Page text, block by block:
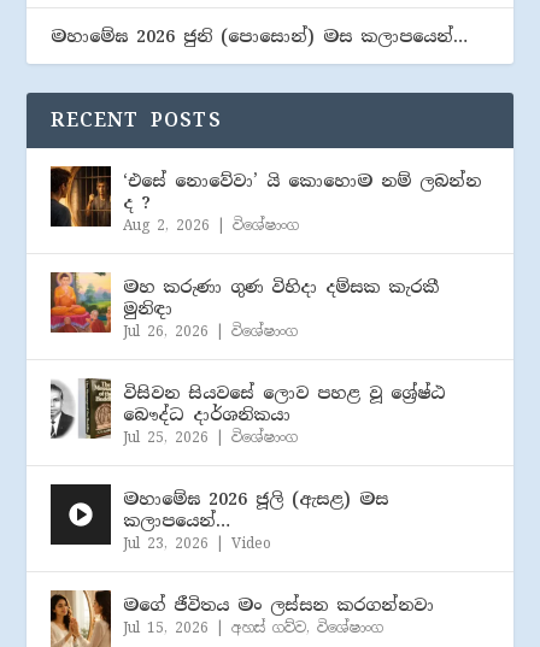
මහාමේඝ 2026 ජුනි (​පොසොන්) මස කලාපයෙන්…
RECENT POSTS
‘එසේ නොවේවා’ යි කොහොම නම් ලබන්න
ද ?
Aug 2, 2026 |විශේෂාංග
මහ කරුණා ගුණ විහිදා දම්සක කැරකී
මුනිඳා
Jul 26, 2026 |විශේෂාංග
විසිවන සියවසේ ලොව පහළ වූ ශ්‍රේෂ්ඨ
බෞද්ධ දාර්ශනිකයා
Jul 25, 2026 |විශේෂාංග
මහාමේඝ 2026 ජූලි (​ඇසළ) මස
කලාපයෙන්…
Jul 23, 2026 |Video
මගේ ජීවිතය මං ලස්සන කරගන්නවා
Jul 15, 2026 |අහස් ගව්ව,විශේෂාංග